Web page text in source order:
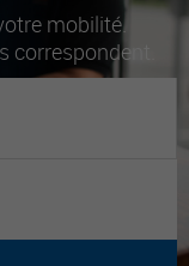
mobilité.